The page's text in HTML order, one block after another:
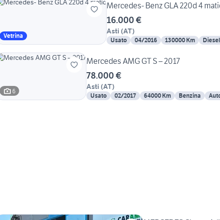
Vetrina
Mercedes- Benz GLA 220d 4
16.000 €
Asti (AT)
Usato 04/2016 130000 Km Diesel
6
Mercedes AMG GT S – 2017
78.000 €
Asti (AT)
Usato 02/2017 64000 Km Benzina